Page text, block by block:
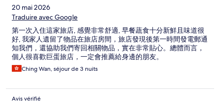
20 mai 2026
Traduire avec Google
第一次入住這家旅店, 感覺非常舒適, 早餐蔬食十分新鮮且味道很
好, 我家人遺留了物品在旅店房間，旅店發現後第一時間發電郵通
知我們，還協助我們寄回相關物品，實在非常貼心。總體而言，
個人很喜歡巨蛋旅店，一定會推薦給身邊的朋友。
Ching Wan, séjour de 3 nuits
Avis vérifié